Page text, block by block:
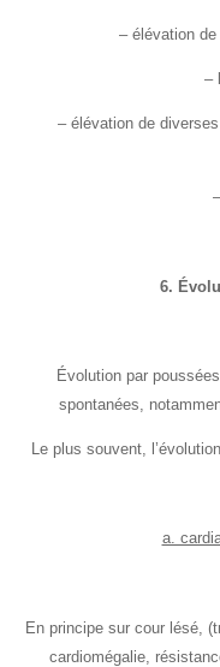
– élévation
–
– élévation de
6.
Évolution par
spontanées,
Le plus souvent,
a.
En principe sur cour lésé,
cardiomégalie,